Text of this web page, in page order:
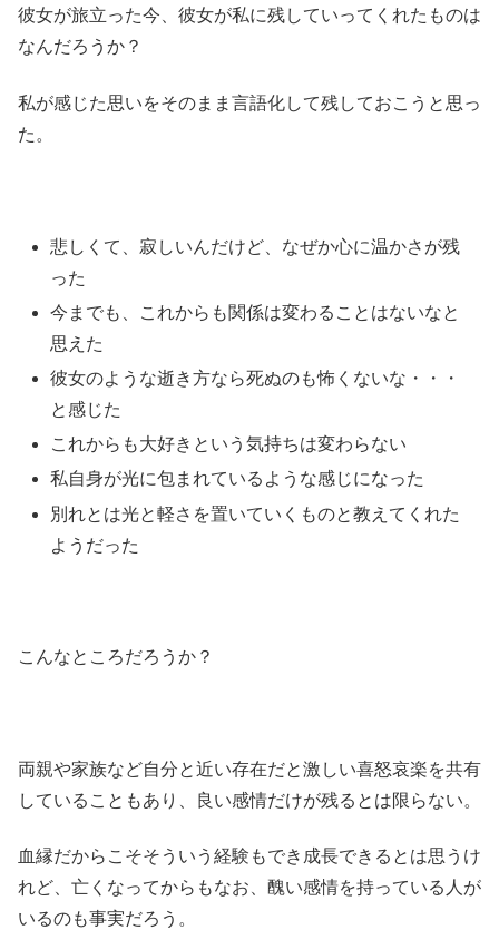
彼女が旅立った今、彼女が私に残していってくれたものは
なんだろうか？
私が感じた思いをそのまま言語化して残しておこうと思っ
た。
悲しくて、寂しいんだけど、なぜか心に温かさが残
った
今までも、これからも関係は変わることはないなと
思えた
彼女のような逝き方なら死ぬのも怖くないな・・・
と感じた
これからも大好きという気持ちは変わらない
私自身が光に包まれているような感じになった
別れとは光と軽さを置いていくものと教えてくれた
ようだった
こんなところだろうか？
両親や家族など自分と近い存在だと激しい喜怒哀楽を共有
していることもあり、良い感情だけが残るとは限らない。
血縁だからこそそういう経験もでき成長できるとは思うけ
れど、亡くなってからもなお、醜い感情を持っている人が
いるのも事実だろう。